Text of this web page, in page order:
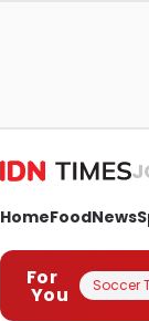
HomeFoodNews
For
You Soccer